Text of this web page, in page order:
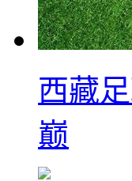
西藏
巅